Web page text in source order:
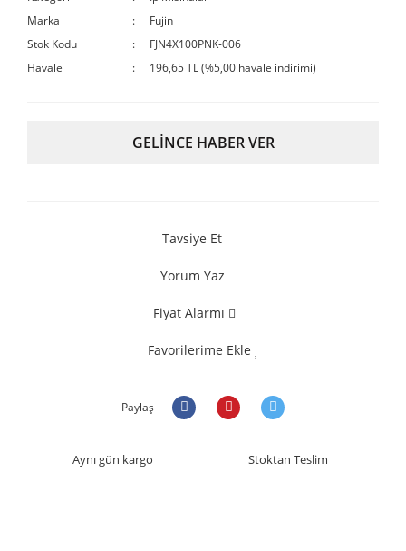
Marka
Fujin
Stok Kodu
FJN4X100PNK-006
Havale
196,65 TL (%5,00 havale indirimi)
GELİNCE HABER VER
Tavsiye Et
Yorum Yaz
Fiyat Alarmı
Favorilerime Ekle
Paylaş
Aynı gün kargo Stoktan Teslim